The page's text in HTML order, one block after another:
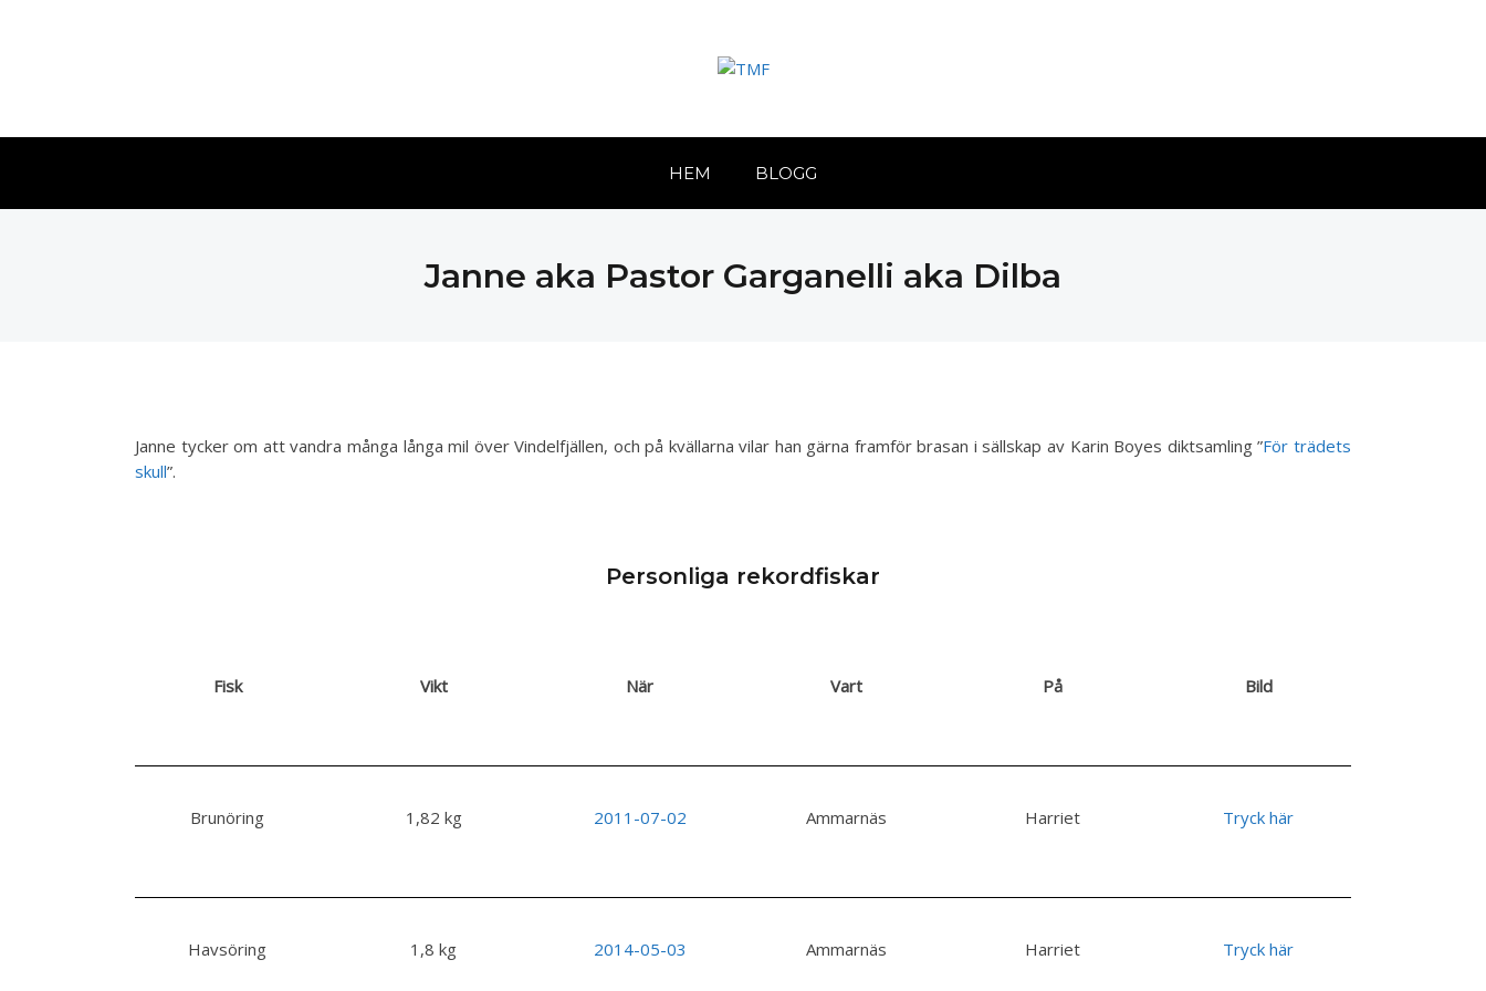
HEM BLOGG
Janne aka Pastor Garganelli aka Dilba
Janne tycker om att vandra många långa mil över Vindelfjällen, och på kvällarna vilar han gärna framför brasan i sällskap av Karin Boyes diktsamling ”För trädets
skull”.
Personliga rekordfiskar
Fisk Vikt När Vart På Bild
Brunöring 1,82 kg 2011-07-02 Ammarnäs Harriet Tryck här
Havsöring 1,8 kg 2014-05-03 Ammarnäs Harriet Tryck här